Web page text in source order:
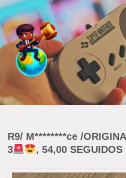
Ir
para
o
conteúdo
R9/ M********ce /
3
, 54,00 SEGUIDOS